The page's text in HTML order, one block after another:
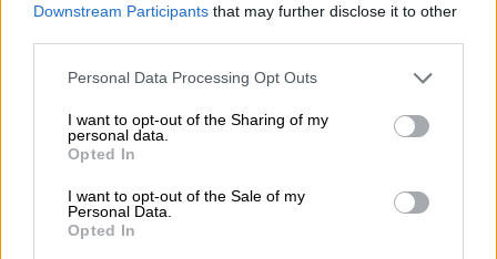
Downstream Participants that may further disclose it to other
Personal Data Processing Opt Outs
I want to opt-out of the Sharing of my
personal data.
Opted In
I want to opt-out of the Sale of my
Personal Data.
Opted In
INFORMACJE HANDLOWE
producenta
FRU42T4755